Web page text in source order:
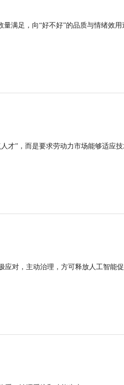
满足，向“好不好”的品质与情绪效用
才”，而是要求劳动力市场能够适应
应对，主动治理，方可释放人工智能